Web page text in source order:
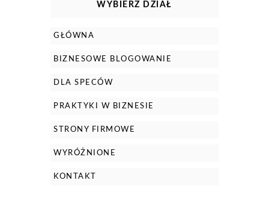
WYBIERZ DZIAŁ
GŁÓWNA
BIZNESOWE BLOGOWANIE
DLA SPECÓW
PRAKTYKI W BIZNESIE
STRONY FIRMOWE
WYRÓŻNIONE
KONTAKT